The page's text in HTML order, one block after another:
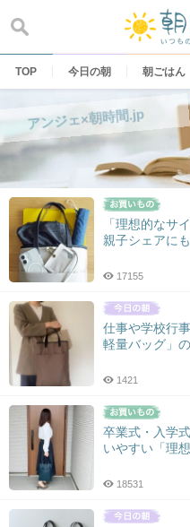
content
TOP 今日の朝 朝ごはん
アンジェ×朝時間.jp
「理想的なサ
親子シェアに
17155
仕事や学校行
軽量バッグ」
1421
卒業式・入学
いやすい「理
18531